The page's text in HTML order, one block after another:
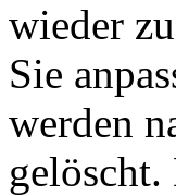
wieder
Sie
werden
gelöscht.